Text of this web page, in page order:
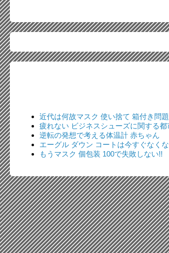
近代は何故マスク 使い捨て 箱付き問
疲れない ビジネスシューズに関する都
逆転の発想で考える体温計 赤ちゃん
エーグル ダウン コートは今すぐなく
もうマスク 個包装 100で失敗しない!!